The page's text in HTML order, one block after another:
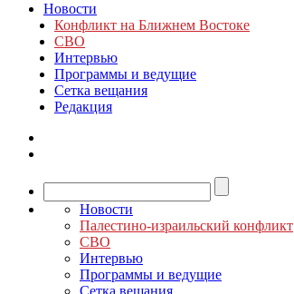
Новости
Конфликт на Ближнем Востоке
СВО
Интервью
Программы и ведущие
Сетка вещания
Редакция
Новости
Палестино-израильский конфликт
СВО
Интервью
Программы и ведущие
Сетка вещания